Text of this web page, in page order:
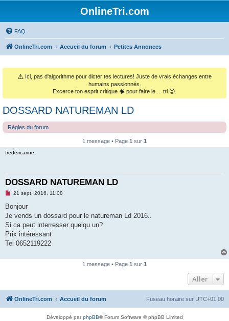
OnlineTri.com
FAQ
OnlineTri.com Accueil du forum Petites Annonces
⚠️ Ici, pas d'algorithme pour dicter tes lectures! Juste de vrais échanges entre
humains passionnés.
Excerce ton esprit critique 🧠 pour faire le ... tri 😉.
DOSSARD NATUREMAN LD
Règles du forum
1 message • Page 1 sur 1
fredericarine
DOSSARD NATUREMAN LD
M
s
a
g
n
o
u
21 sept. 2016, 11:08
Bonjour
Je vends un dossard pour le natureman Ld 2016..
Si ca peut interresser quelqu un?
Prix intéressant
Tel 0652119222
1 message • Page 1 sur 1
Aller
OnlineTri.com Accueil du forum Fuseau horaire sur UTC+01:00
Développé parphpBB® Forum Software © phpBB Limited